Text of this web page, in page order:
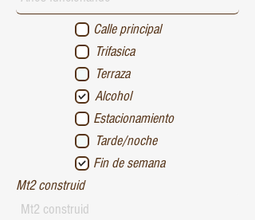
Calle principal
Trifasica
Terraza
Alcohol
Estacionamiento
Tarde/noche
Fin de semana
Mt2 construid